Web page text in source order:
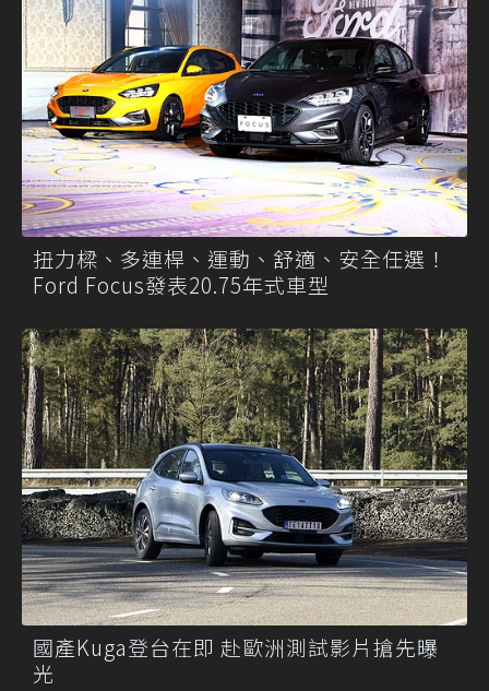
扭力樑、多連桿、運動、舒適、安全任選！
Ford Focus發表20.75年式車型
國產Kuga登台在即 赴歐洲測試影片搶先曝
光